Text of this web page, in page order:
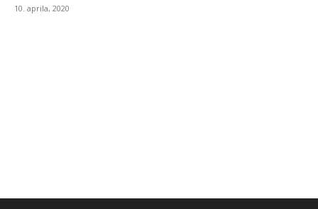
10. aprila, 2020